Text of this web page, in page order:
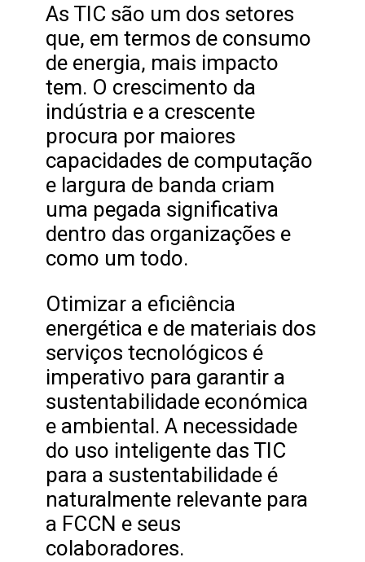
As TIC são um dos setores
que, em termos de consumo
de energia, mais impacto
tem. O crescimento da
indústria e a crescente
procura por maiores
capacidades de computação
e largura de banda criam
uma pegada significativa
dentro das organizações e
como um todo.
Otimizar a eficiência
energética e de materiais dos
serviços tecnológicos é
imperativo para garantir a
sustentabilidade económica
e ambiental. A necessidade
do uso inteligente das TIC
para a sustentabilidade é
naturalmente relevante para
a FCCN e seus
colaboradores.